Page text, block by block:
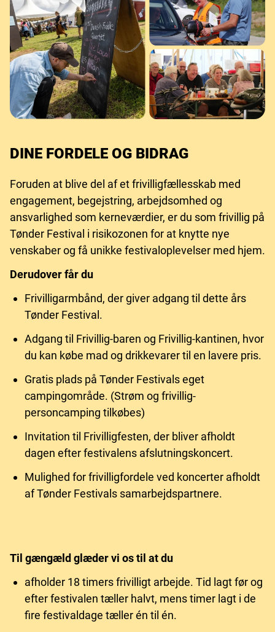
DINE FORDELE OG BIDRAG
Foruden at blive del af et frivilligfællesskab med
engagement, begejstring, arbejdsomhed og
ansvarlighed som kerneværdier, er du som frivillig på
Tønder Festival i risikozonen for at knytte nye
venskaber og få unikke festivaloplevelser med hjem.
Derudover får du
Frivilligarmbånd, der giver adgang til dette års
Tønder Festival.
Adgang til Frivillig-baren og Frivillig-kantinen, hvor
du kan købe mad og drikkevarer til en lavere pris.
Gratis plads på Tønder Festivals eget
campingområde. (Strøm og frivillig-
personcamping tilkøbes)
Invitation til Frivilligfesten, der bliver afholdt
dagen efter festivalens afslutningskoncert.
Mulighed for frivilligfordele ved koncerter afholdt
af Tønder Festivals samarbejdspartnere.
Til gængæld glæder vi os til at du
afholder 18 timers frivilligt arbejde. Tid lagt før og
efter festivalen tæller halvt, mens timer lagt i de
fire festivaldage tæller én til én.